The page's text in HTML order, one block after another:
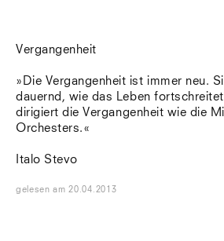
Vergangenheit
»Die Vergangenheit ist immer neu.
dauernd, wie das Leben
dirigiert die Vergangenheit wie die
Orchesters.«
Italo Stevo
gelesen am20.04.2013